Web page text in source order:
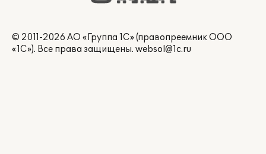
© 2011-2026 АО «Группа 1С» (правопреемник ООО
«1С»). Все права защищены. websol@1c.ru